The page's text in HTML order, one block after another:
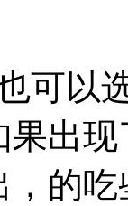
可以
出
，的